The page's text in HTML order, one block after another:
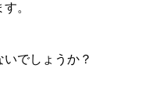
。
でしょうか？